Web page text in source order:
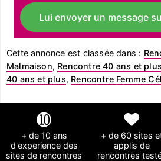
Lui envoyer un message
Cette annonce est classée dans :
Malmaison, Rencontre 40 ans et plus
40 ans et plus, Rencontre Femme
➓
+ de 10 ans
d'experience des
sites de rencontres
❤
+ de 60 sites
applis de
rencontres